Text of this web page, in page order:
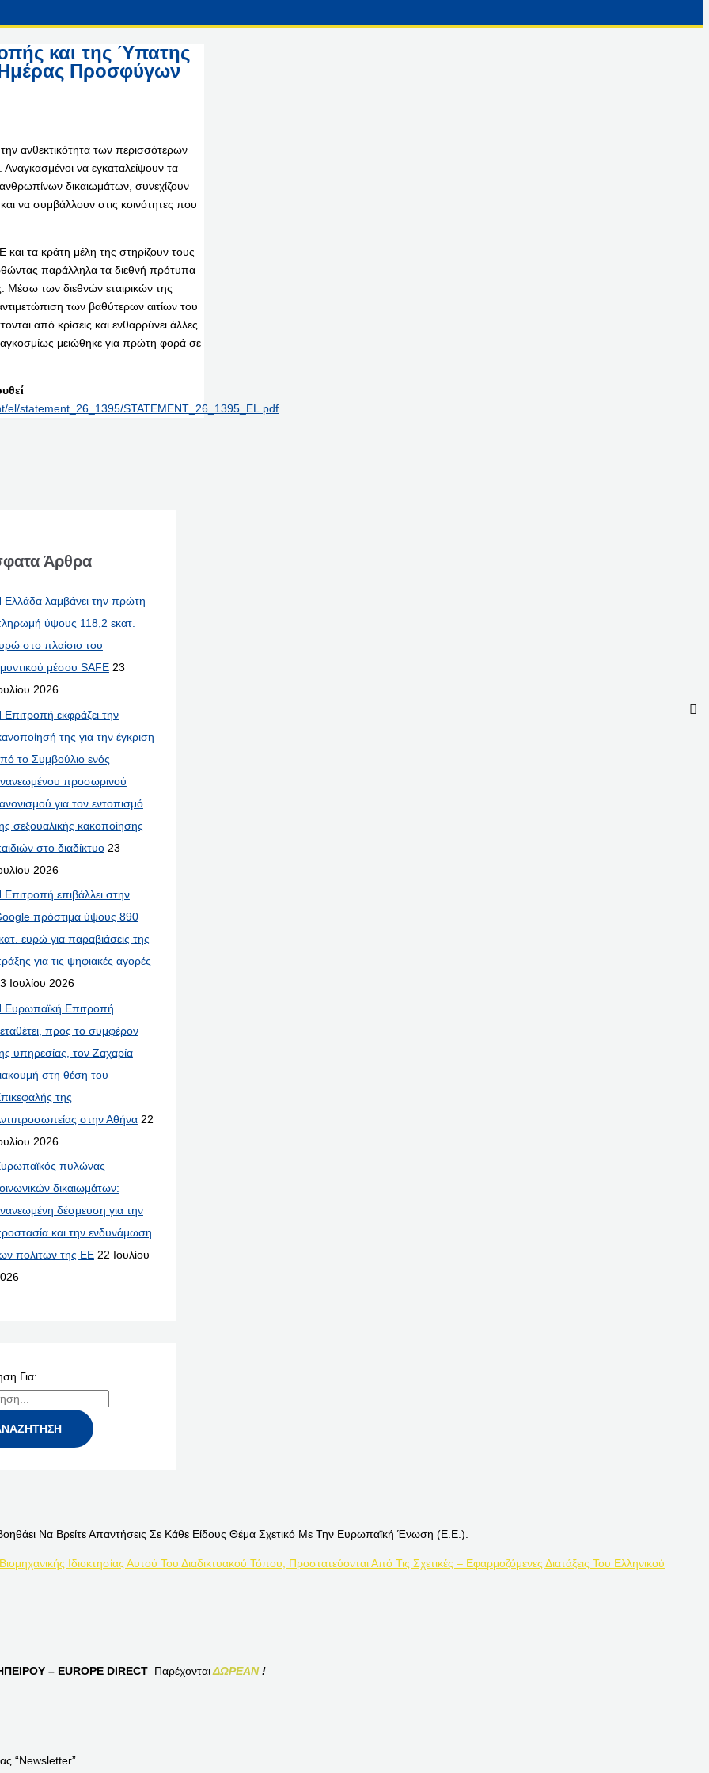
και της Ύπατης
Προσφύγων
ανθεκτικότητα των περισσότερων
να εγκαταλείψουν τα
δικαιωμάτων, συνεχίζουν
να συμβάλλουν στις κοινότητες που
τα κράτη μέλη της στηρίζουν τους
παράλληλα τα διεθνή πρότυπα
Μέσω των διεθνών εταιρικών της
των βαθύτερων αιτίων του
από κρίσεις και ενθαρρύνει άλλες
μειώθηκε για πρώτη φορά σε
statement_26_1395/STATEMENT_26_1395_EL.pdf
Άρθρα
Ελλάδα λαμβάνει την πρώτη
ύψους 118,2 εκατ.
στο πλαίσιο του
μέσου SAFE 23
2026
Επιτροπή εκφράζει την
της για την έγκριση
το Συμβούλιο ενός
προσωρινού
για τον εντοπισμό
σεξουαλικής κακοποίησης
στο διαδίκτυο 23
2026
Επιτροπή επιβάλλει στην
πρόστιμα ύψους 890
ευρώ για παραβιάσεις της
για τις ψηφιακές αγορές
Ιουλίου 2026
Ευρωπαϊκή Επιτροπή
προς το συμφέρον
υπηρεσίας, τον Ζαχαρία
στη θέση του
της
στην Αθήνα 22
2026
πυλώνας
δικαιωμάτων:
δέσμευση για την
και την ενδυνάμωση
πολιτών της ΕΕ 22 Ιουλίου
Για:
Να Βρείτε Απαντήσεις Σε Κάθε Είδους Θέμα Σχετικό Με Την Ευρωπαϊκή Ένωση (Ε.Ε.).
Ιδιοκτησίας Αυτού Του Διαδικτυακού Τόπου, Προστατεύονται Από Τις Σχετικές – Εφαρμοζόμενες Διατάξεις Του Ελληνικού
– EUROPE DIRECT ΠαρέχονταιΔΩΡΕΑΝ!
“Newsletter”